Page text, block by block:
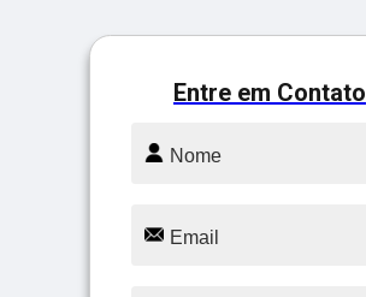
Entre em Contato